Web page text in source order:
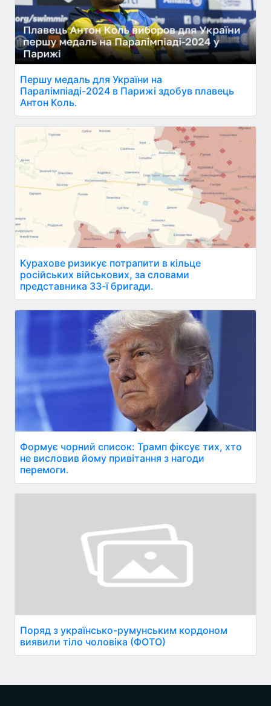
Першу медаль для України на
Паралімпіаді-2024 в Парижі здобув плавець
Антон Коль.
Курахове ризикує потрапити в кільце
російських військових, за словами
представника 33-ї бригади.
Формує чорний список: Трамп фіксує тих, хто
не висловив йому привітання з нагоди
перемоги.
Поряд з українсько-румунським кордоном
виявили тіло чоловіка (ФОТО)